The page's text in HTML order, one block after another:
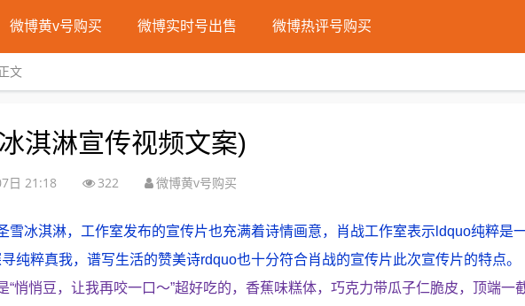
微博黄v号购买 微博实时号出售 微博热评号购买
文
淇淋宣传视频文案)
日 21:18 322 微博黄v号购买
雪冰淇淋，工作室发布的宣传片也充满着诗情画意，肖战工作室表示ldquo纯粹是
纯粹真我，谱写生活的赞美诗rdquo也十分符合肖战的宣传片此次宣传片的特点。
“悄悄豆，让我再咬一口～”超好吃的，香蕉味糕体，巧克力带瓜子仁脆皮，顶端一